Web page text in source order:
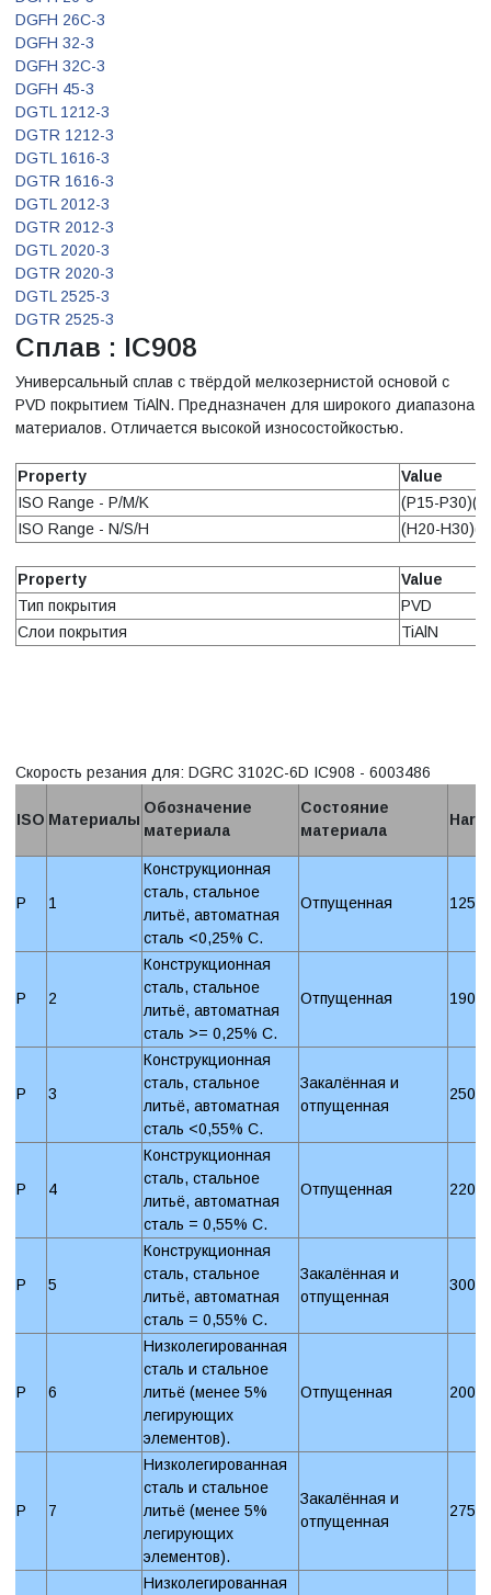
DGFH 26C-3
DGFH 32-3
DGFH 32C-3
DGFH 45-3
DGTL 1212-3
DGTR 1212-3
DGTL 1616-3
DGTR 1616-3
DGTL 2012-3
DGTR 2012-3
DGTL 2020-3
DGTR 2020-3
DGTL 2525-3
DGTR 2525-3
Сплав : IC908
Универсальный сплав с твёрдой мелкозернистой основой с
PVD покрытием TiAlN. Предназначен для широкого диапазона
материалов. Отличается высокой износостойкостью.
Property
Value
ISO Range - P/M/K
(P15-
ISO Range - N/S/H
(H20-
Property
Value
Тип покрытия
PVD
Слои покрытия
TiAlN
Скорость резания для: DGRC 3102C-6D IC908 - 6003486
ISO Материалы
Обозначение
материала
Состояние
материала
P 1
Конструкционная
сталь, стальное
литьё, автоматная
сталь <0,25% C.
Отпущенная 125
P 2
Конструкционная
сталь, стальное
литьё, автоматная
сталь >= 0,25% C.
Отпущенная 190
P 3
Конструкционная
сталь, стальное
литьё, автоматная
сталь <0,55% C.
Закалённая и
отпущенная
250
P 4
Конструкционная
сталь, стальное
литьё, автоматная
сталь = 0,55% C.
Отпущенная 220
P 5
Конструкционная
сталь, стальное
литьё, автоматная
сталь = 0,55% C.
Закалённая и
отпущенная
300
P 6
Низколегированная
сталь и стальное
литьё (менее 5%
легирующих
элементов).
Отпущенная 200
P 7
Низколегированная
сталь и стальное
литьё (менее 5%
легирующих
элементов).
Закалённая и
отпущенная
275
Низколегированная